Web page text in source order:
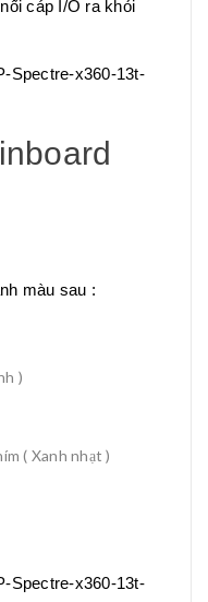
cáp I/O ra khỏi
màu sau :
)
( Xanh nhạt )